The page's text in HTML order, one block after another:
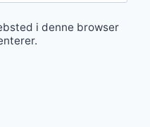
i denne browser